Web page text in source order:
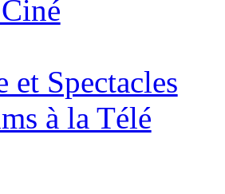
et Spectacles
à la Télé